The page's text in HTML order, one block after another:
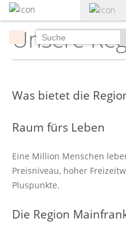
zum
Hauptinhalt
springenSuchen
Unsere
Was bietet die
Raum fürs Leben
Eine Million Menschen
Preisniveau, hoher
Pluspunkte.
Die Region